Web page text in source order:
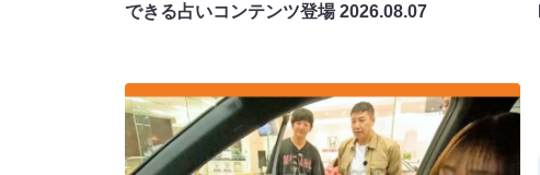
できる占いコンテンツ登場2026.08.07